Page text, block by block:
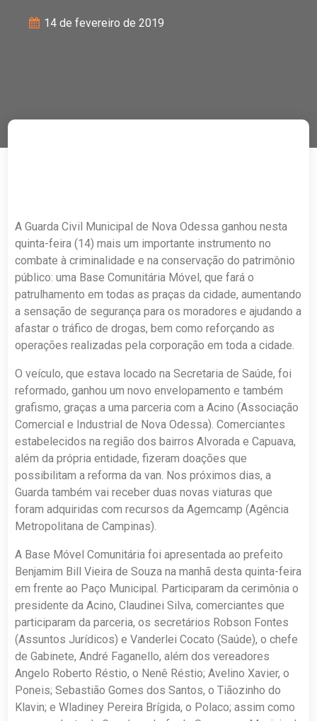
14 de fevereiro de 2019
A Guarda Civil Municipal de Nova Odessa ganhou nesta
quinta-feira (14) mais um importante instrumento no
combate à criminalidade e na conservação do patrimônio
público: uma Base Comunitária Móvel, que fará o
patrulhamento em todas as praças da cidade, aumentando
a sensação de segurança para os moradores e ajudando a
afastar o tráfico de drogas, bem como reforçando as
operações realizadas pela corporação em toda a cidade.
O veículo, que estava locado na Secretaria de Saúde, foi
reformado, ganhou um novo envelopamento e também
grafismo, graças a uma parceria com a Acino (Associação
Comercial e Industrial de Nova Odessa). Comerciantes
estabelecidos na região dos bairros Alvorada e Capuava,
além da própria entidade, fizeram doações que
possibilitam a reforma da van. Nos próximos dias, a
Guarda também vai receber duas novas viaturas que
foram adquiridas com recursos da Agemcamp (Agência
Metropolitana de Campinas).
A Base Móvel Comunitária foi apresentada ao prefeito
Benjamim Bill Vieira de Souza na manhã desta quinta-feira
em frente ao Paço Municipal. Participaram da cerimônia o
presidente da Acino, Claudinei Silva, comerciantes que
participaram da parceria, os secretários Robson Fontes
(Assuntos Jurídicos) e Vanderlei Cocato (Saúde), o chefe
de Gabinete, André Faganello, além dos vereadores
Angelo Roberto Réstio, o Nenê Réstio; Avelino Xavier, o
Poneis; Sebastião Gomes dos Santos, o Tiãozinho do
Klavin; e Wladiney Pereira Brígida, o Polaco; assim como